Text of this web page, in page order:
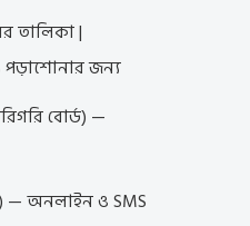
তালিকা |
পড়াশোনার জন্য
বোর্ড) —
— অনলাইন ও SMS